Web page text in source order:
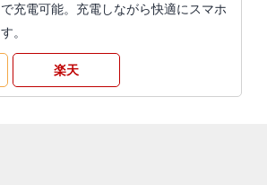
充電可能。充電しながら快適にスマホ
。
楽天